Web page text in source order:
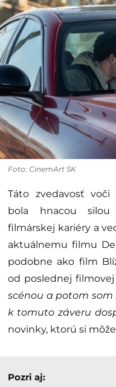
Foto: CinemArt SK
Táto zvedavosť voči
bola hnacou silou
filmárskej kariéry a
aktuálnemu filmu
podobne ako film
od poslednej filmovej
scénou a potom
k tomuto záveru
novinky, ktorú si
Pozri aj: